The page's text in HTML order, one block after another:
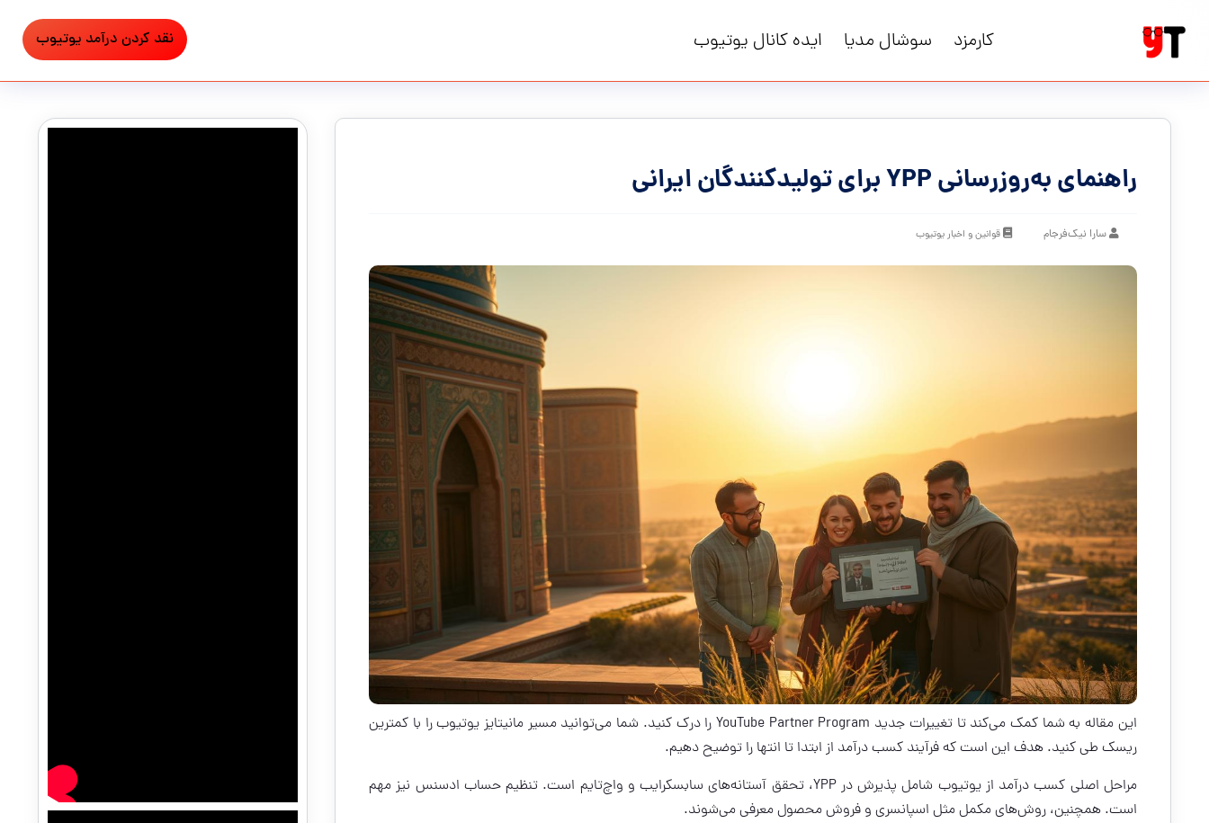
کارمزد سوشال مدیا ایده کانال یوتیوب نقد کردن درآمد یوتیوب
راهنمای به‌روزرسانی YPP برای تولیدکنندگان ایرانی
سارا نیک‌فرجام قوانین و اخبار یوتیوب
این مقاله به شما کمک می‌کند تا تغییرات جدید YouTube Partner Program را درک کنید. شما می‌توانید مسیر مانیتایز یوتیوب را با کمترین
ریسک طی کنید. هدف این است که فرآیند کسب درآمد از ابتدا تا انتها را توضیح دهیم.
مراحل اصلی کسب درآمد از یوتیوب شامل پذیرش در YPP، تحقق آستانه‌های سابسکرایب و واچ‌تایم است. تنظیم حساب ادسنس نیز مهم
است. همچنین، روش‌های مکمل مثل اسپانسری و فروش محصول معرفی می‌شوند.